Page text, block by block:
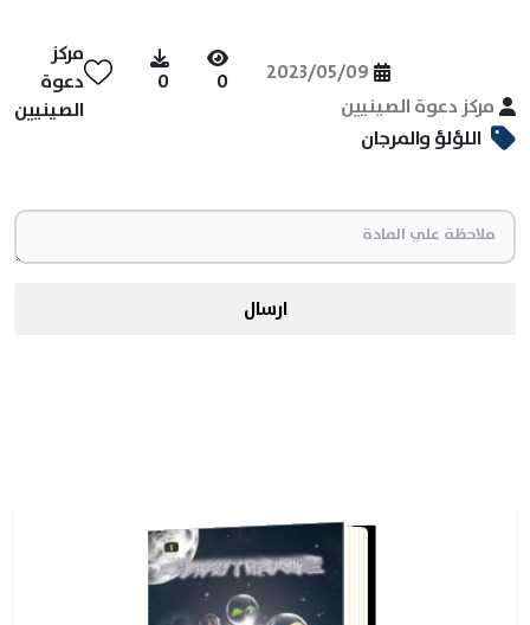
مركز دعوة الصينيين
2023/05/09
0
0
مركز
دعوة
الصينيين
اللؤلؤ والمرجان
ارسال